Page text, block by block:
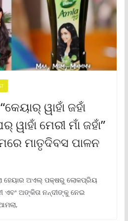
ୱାହାଁ ଜହାଁ
ୱାହାଁ ମେରୀ ମାଁ ଜହାଁ”
ମାତୃଦିବସ ପାଳନ
ହେୟାର ଅଏଲ୍ ପକ୍ଷରୁ ଲୋକପ୍ରିୟ
ଏବଂ ଅଙ୍କିତା ନନ୍ଦୀଙ୍କୁ ନେଇ